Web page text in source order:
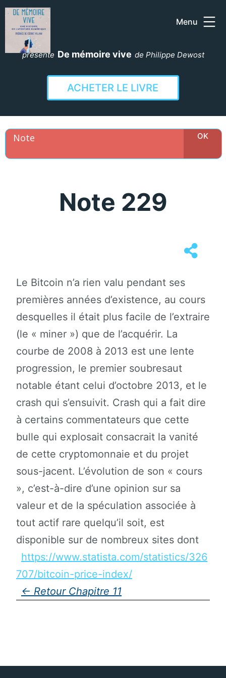
Aller
contenu
Menu
présente De mémoire vive de Philippe Dewost
ACHETER LE LIVRE
Note 229
Le Bitcoin n’a rien valu pendant ses
premières années d’existence, au cours
desquelles il était plus facile de l’extraire
(le « miner ») que de l’acquérir. La
courbe de 2008 à 2013 est une lente
progression, le premier soubresaut
notable étant celui d’octobre 2013, et le
crash qui s’ensuivit. Crash qui a fait dire
à certains commentateurs que cette
bulle qui explosait consacrait la vanité
de cette cryptomonnaie et du projet
sous-jacent. L’évolution de son « cours
», c’est-à-dire d’une opinion sur sa
valeur et de la spéculation associée à
tout actif rare quelqu’il soit, est
disponible sur de nombreux sites dont
https://www.statista.com/statistics/326
707/bitcoin-price-index/
Chapitre 11